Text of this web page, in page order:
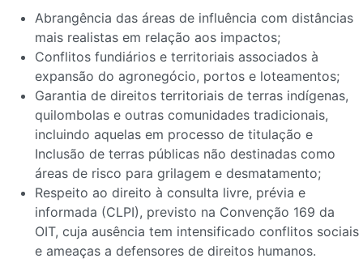
Abrangência das áreas de influência com distâncias
mais realistas em relação aos impactos;
Conflitos fundiários e territoriais associados à
expansão do agronegócio, portos e loteamentos;
Garantia de direitos territoriais de terras indígenas,
quilombolas e outras comunidades tradicionais,
incluindo aquelas em processo de titulação e
Inclusão de terras públicas não destinadas como
áreas de risco para grilagem e desmatamento;
Respeito ao direito à consulta livre, prévia e
informada (CLPI), previsto na Convenção 169 da
OIT, cuja ausência tem intensificado conflitos sociais
e ameaças a defensores de direitos humanos.